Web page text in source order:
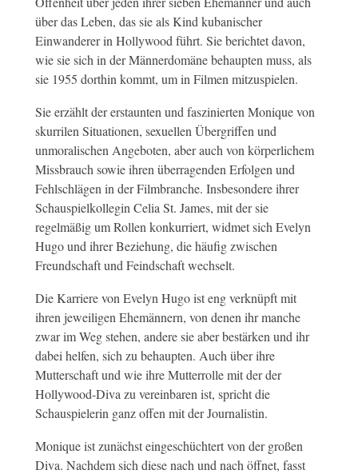
über das Leben, das sie als Kind kubanischer
Einwanderer in Hollywood führt. Sie berichtet davon,
wie sie sich in der Männerdomäne behaupten muss, als
sie 1955 dorthin kommt, um in Filmen mitzuspielen.
Sie erzählt der erstaunten und faszinierten Monique von
skurrilen Situationen, sexuellen Übergriffen und
unmoralischen Angeboten, aber auch von körperlichem
Missbrauch sowie ihren überragenden Erfolgen und
Fehlschlägen in der Filmbranche. Insbesondere ihrer
Schauspielkollegin Celia St. James, mit der sie
regelmäßig um Rollen konkurriert, widmet sich Evelyn
Hugo und ihrer Beziehung, die häufig zwischen
Freundschaft und Feindschaft wechselt.
Die Karriere von Evelyn Hugo ist eng verknüpft mit
ihren jeweiligen Ehemännern, von denen ihr manche
zwar im Weg stehen, andere sie aber bestärken und ihr
dabei helfen, sich zu behaupten. Auch über ihre
Mutterschaft und wie ihre Mutterrolle mit der der
Hollywood-Diva zu vereinbaren ist, spricht die
Schauspielerin ganz offen mit der Journalistin.
Monique ist zunächst eingeschüchtert von der großen
Diva. Nachdem sich diese nach und nach öffnet, fasst